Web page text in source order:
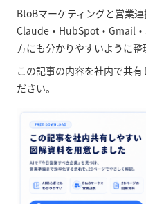
BtoBマーケティングと営業
Claude・HubSpot・Gmail
方にも分かりやすいように整
この記事の内容を社内で共
ださい。